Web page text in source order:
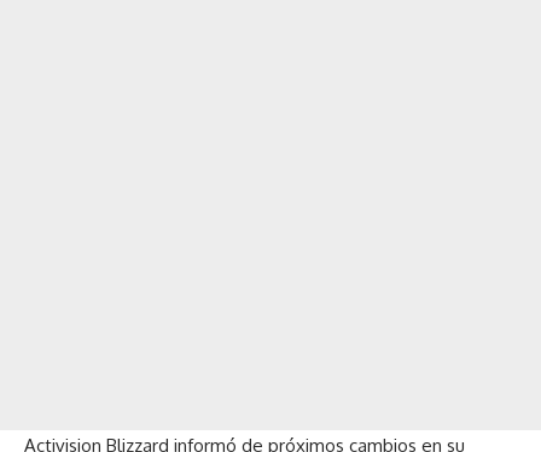
Activision Blizzard informó de próximos cambios en su